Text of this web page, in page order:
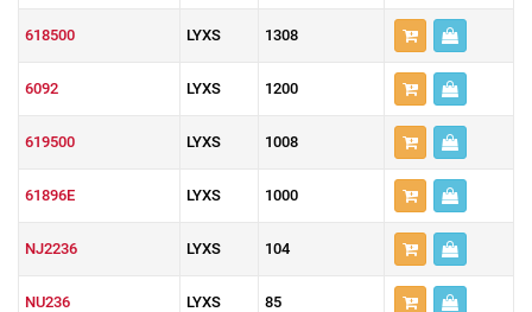
618500 LYXS 1308
6092 LYXS 1200
619500 LYXS 1008
61896E LYXS 1000
NJ2236 LYXS 104
NU236 LYXS 85